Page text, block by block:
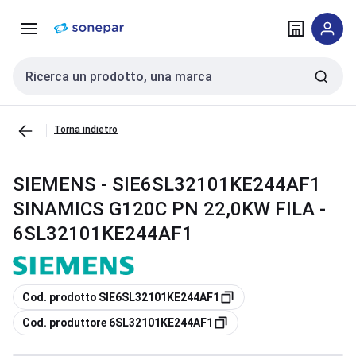
navigazione alla
Cerca input
Torna indietro
SIEMENS - SIE6SL32101KE244AF1
SINAMICS G120C PN 22,0KW FILA -
6SL32101KE244AF1
copia
Cod. prodotto SIE6SL32101KE244AF1
copia
Cod. produttore 6SL32101KE244AF1